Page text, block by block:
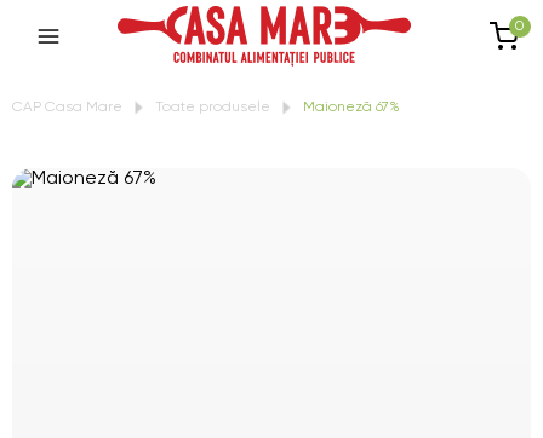
0
CAP Casa Mare Toate produsele Maioneză 67%